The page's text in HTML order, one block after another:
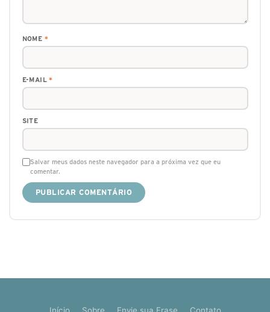
NOME *
E-MAIL*
SITE
Salvar meus dados neste navegador para a próxima vez que eu
comentar.